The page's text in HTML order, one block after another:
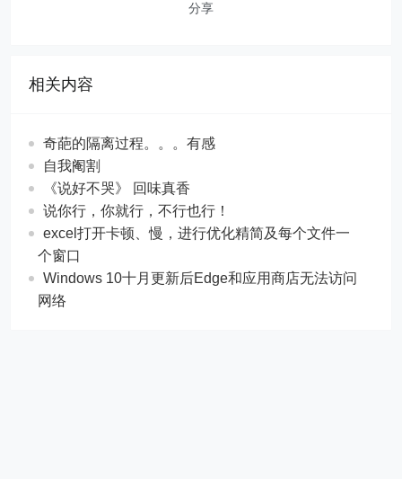
分享
相关内容
奇葩的隔离过程。。。有感
自我阉割
《说好不哭》 回味真香
说你行，你就行，不行也行！
excel打开卡顿、慢，进行优化精简及每个文件一
个窗口
Windows 10十月更新后Edge和应用商店无法访问
网络